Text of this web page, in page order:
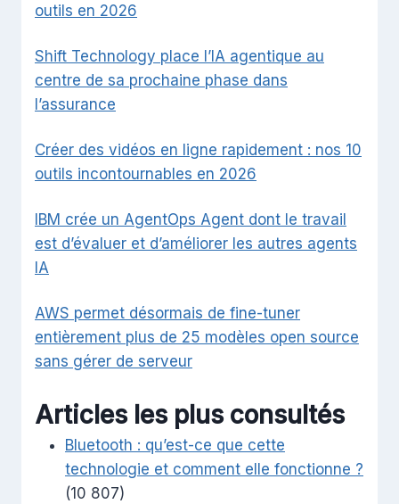
outils en 2026
Shift Technology place l’IA agentique au
centre de sa prochaine phase dans
l’assurance
Créer des vidéos en ligne rapidement : nos 10
outils incontournables en 2026
IBM crée un AgentOps Agent dont le travail
est d’évaluer et d’améliorer les autres agents
IA
AWS permet désormais de fine-tuner
entièrement plus de 25 modèles open source
sans gérer de serveur
Articles les plus consultés
Bluetooth : qu’est-ce que cette
technologie et comment elle fonctionne ?
(10 807)